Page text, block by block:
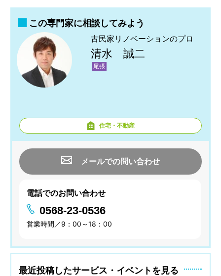
この専門家に相談してみよう
古民家リノベーションのプロ
清水 誠二
尾張
住宅・不動産
メールでの問い合わせ
電話でのお問い合わせ
0568-23-0536
営業時間／9：00～18：00
最近投稿したサービス・イベントを見る